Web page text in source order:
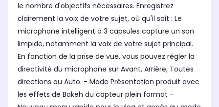
le nombre d'objectifs nécessaires. Enregistrez
clairement la voix de votre sujet, où qu'il soit : Le
microphone intelligent à 3 capsules capture un son
limpide, notamment la voix de votre sujet principal.
En fonction de la prise de vue, vous pouvez régler la
directivité du microphone sur Avant, Arrière, Toutes
directions ou Auto. - Mode Présentation produit avec
les effets de Bokeh du capteur plein format -